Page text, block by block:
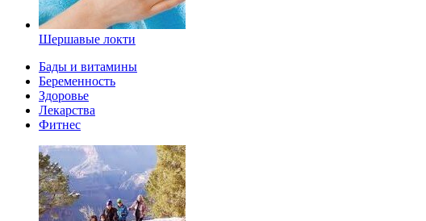
Шершавые локти
Бады и витамины
Беременность
Здоровье
Лекарства
Фитнес